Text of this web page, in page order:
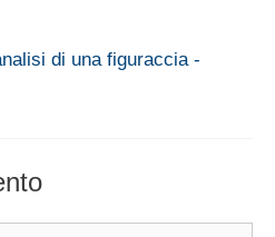
di una figuraccia -